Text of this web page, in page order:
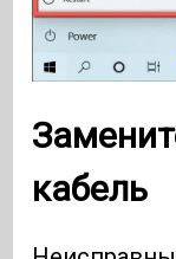
кабель